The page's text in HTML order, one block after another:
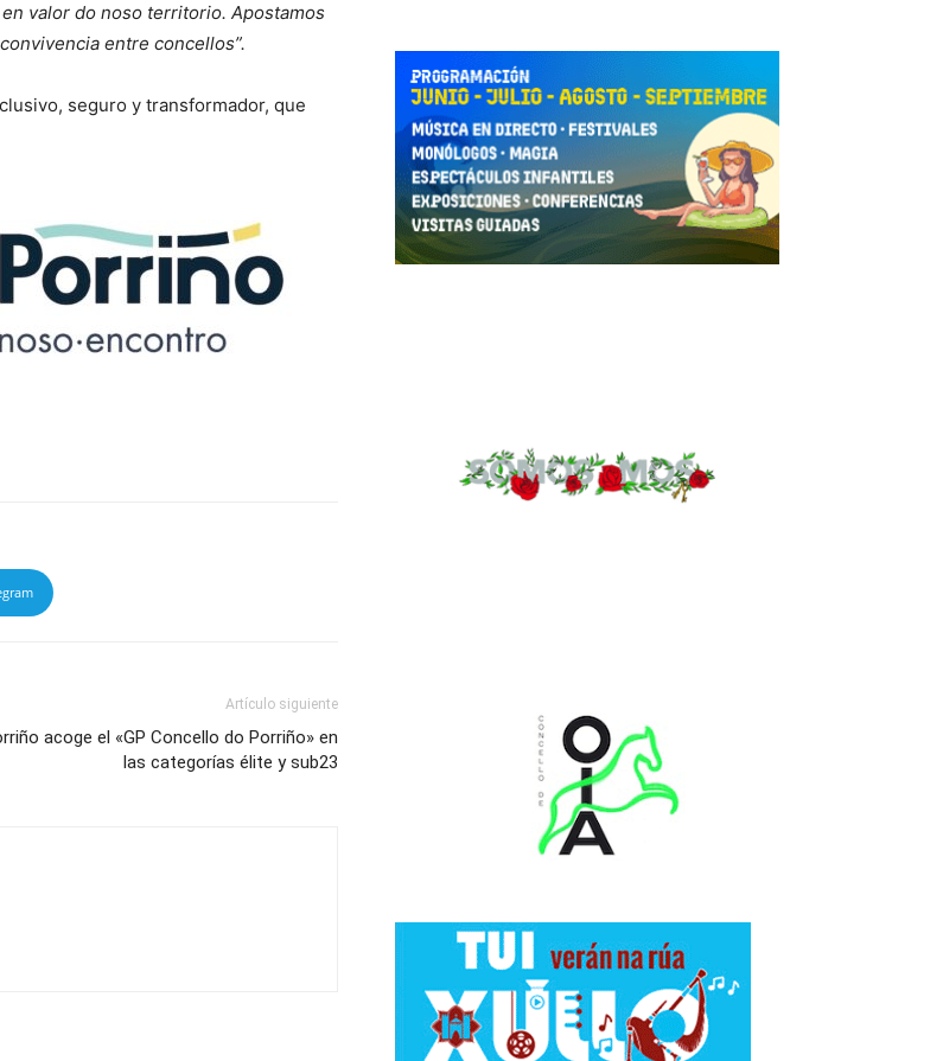
valor do noso territorio. Apostamos
entre concellos”.
seguro y transformador, que
Artículo siguiente
acoge el «GP Concello do Porriño» en
las categorías élite y sub23